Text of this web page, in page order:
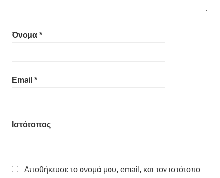
Όνομα *
Email *
Ιστότοπος
Αποθήκευσε το όνομά μου, email, και τον ιστότοπο